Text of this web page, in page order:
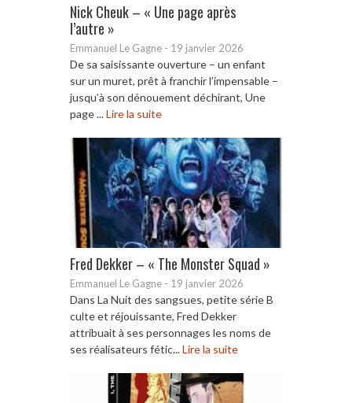
Nick Cheuk – « Une page après
l’autre »
Emmanuel Le Gagne - 19 janvier 2026
De sa saisissante ouverture – un enfant
sur un muret, prêt à franchir l’impensable –
jusqu’à son dénouement déchirant, Une
page ...Lire la suite
Fred Dekker – « The Monster Squad »
Emmanuel Le Gagne - 19 janvier 2026
Dans La Nuit des sangsues, petite série B
culte et réjouissante, Fred Dekker
attribuait à ses personnages les noms de
ses réalisateurs fétic...Lire la suite